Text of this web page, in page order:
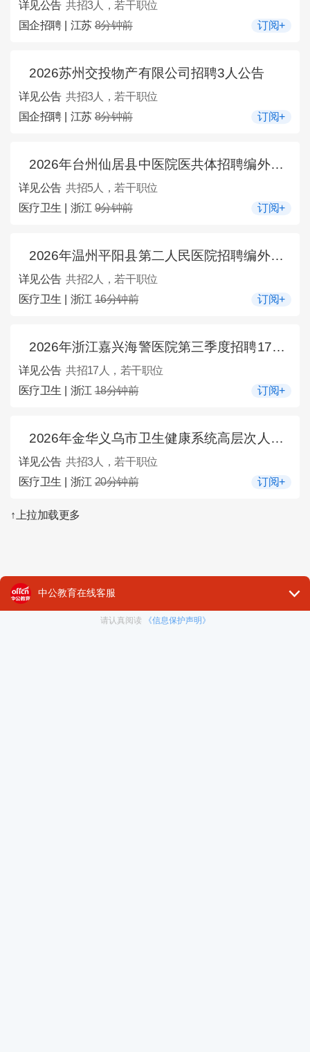
详见公告 共招3人，若干职位
国企招聘 | 江苏8分钟前 订阅+
2026苏州交投物产有限公司招聘3人公告
详见公告 共招3人，若干职位
国企招聘 | 江苏8分钟前 订阅+
2026年台州仙居县中医院医共体招聘编外工作人员5人公告
详见公告 共招5人，若干职位
医疗卫生 | 浙江9分钟前 订阅+
2026年温州平阳县第二人民医院招聘编外人员2人公告
详见公告 共招2人，若干职位
医疗卫生 | 浙江16分钟前 订阅+
2026年浙江嘉兴海警医院第三季度招聘17人公告
详见公告 共招17人，若干职位
医疗卫生 | 浙江18分钟前 订阅+
2026年金华义乌市卫生健康系统高层次人才招聘（第二批）3人公告
详见公告 共招3人，若干职位
医疗卫生 | 浙江20分钟前 订阅+
↑上拉加载更多